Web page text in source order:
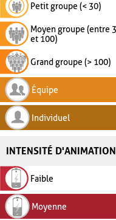
Petit groupe (< 30)
Moyen groupe (entre
et 100)
Grand groupe (> 100)
Équipe
Individuel
INTENSITÉ D'ANIMATION
Faible
Moyenne